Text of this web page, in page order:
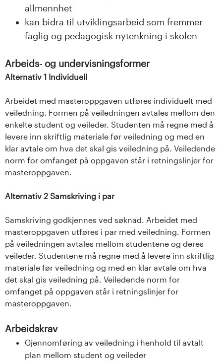
allmennhet
kan bidra til utviklingsarbeid som fremmer
faglig og pedagogisk nytenkning i skolen
Arbeids- og undervisningsformer
Alternativ 1 Individuell
Arbeidet med masteroppgaven utføres individuelt med
veiledning. Formen på veiledningen avtales mellom den
enkelte student og veileder. Studenten må regne med å
levere inn skriftlig materiale før veiledning og med en
klar avtale om hva det skal gis veiledning på. Veiledende
norm for omfanget på oppgaven står i retningslinjer for
masteroppgaven.
Alternativ 2 Samskriving i par
Samskriving godkjennes ved søknad. Arbeidet med
masteroppgaven utføres i par med veiledning. Formen
på veiledningen avtales mellom studentene og deres
veileder. Studentene må regne med å levere inn skriftlig
materiale før veiledning og med en klar avtale om hva
det skal gis veiledning på. Veiledende norm for
omfanget på oppgaven står i retningslinjer for
masteroppgaven.
Arbeidskrav
Gjennomføring av veiledning i henhold til avtalt
plan mellom student og veileder